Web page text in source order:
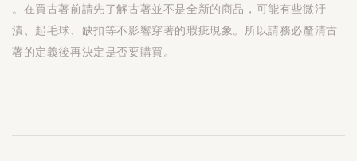
。在買古著前請先了解古著並不是全新的商品，可能有些微汙
漬、起毛球、缺扣等不影響穿著的瑕疵現象。所以請務必釐清古
著的定義後再決定是否要購買。